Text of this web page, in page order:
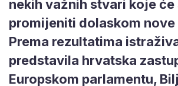
nekih važnih stvari koje će
promijeniti dolaskom
Prema rezultatima
predstavila hrvatska
Europskom parlamentu,